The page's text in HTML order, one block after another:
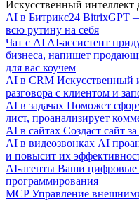
Искусственный интеллект
AI в Битрикс24 BitrixGPT
всю рутину на себя
Чат с AI AI-ассистент
бизнеса, напишет
для вас коучем
AI в CRM Искусственный
разговора с клиентом и
AI в задачах Поможет
лист, проанализирует
AI в сайтах Создаст сайт
AI в видеозвонках AI
и повысит их
AI-агенты Ваши цифровые
программирования
MCP Управление